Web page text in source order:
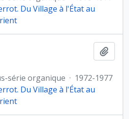
Du Village à l'État au
série organique · 1972-1977
Du Village à l'État au